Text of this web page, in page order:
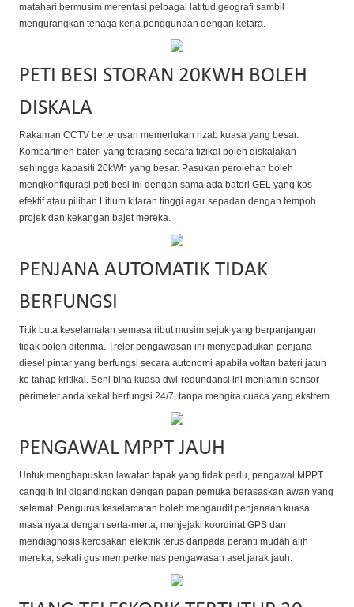
matahari bermusim merentasi pelbagai latitud geografi sambil
mengurangkan tenaga kerja penggunaan dengan ketara.
PETI BESI STORAN 20KWH BOLEH
DISKALA
Rakaman CCTV berterusan memerlukan rizab kuasa yang besar.
Kompartmen bateri yang terasing secara fizikal boleh diskalakan
sehingga kapasiti 20kWh yang besar. Pasukan perolehan boleh
mengkonfigurasi peti besi ini dengan sama ada bateri GEL yang kos
efektif atau pilihan Litium kitaran tinggi agar sepadan dengan tempoh
projek dan kekangan bajet mereka.
PENJANA AUTOMATIK TIDAK
BERFUNGSI
Titik buta keselamatan semasa ribut musim sejuk yang berpanjangan
tidak boleh diterima. Treler pengawasan ini menyepadukan penjana
diesel pintar yang berfungsi secara autonomi apabila voltan bateri jatuh
ke tahap kritikal. Seni bina kuasa dwi-redundansi ini menjamin sensor
perimeter anda kekal berfungsi 24/7, tanpa mengira cuaca yang ekstrem.
PENGAWAL MPPT JAUH
Untuk menghapuskan lawatan tapak yang tidak perlu, pengawal MPPT
canggih ini digandingkan dengan papan pemuka berasaskan awan yang
selamat. Pengurus keselamatan boleh mengaudit penjanaan kuasa
masa nyata dengan serta-merta, menjejaki koordinat GPS dan
mendiagnosis kerosakan elektrik terus daripada peranti mudah alih
mereka, sekali gus memperkemas pengawasan aset jarak jauh.